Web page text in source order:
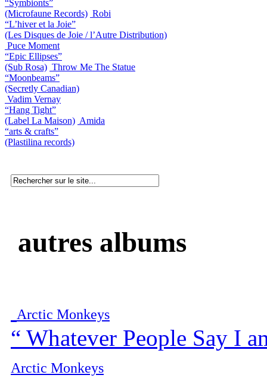
“Symbionts”
(Microfaune Records) Robi
“L’hiver et la Joie”
(Les Disques de Joie / l’Autre Distribution)
Puce Moment
“Epic Ellipses”
(Sub Rosa) Throw Me The Statue
“Moonbeams”
(Secretly Canadian)
Vadim Vernay
“Hang Tight”
(Label La Maison) Amida
“arts & crafts”
(Plastilina records)
autres albums
Arctic Monkeys
“ Whatever People Say I
Arctic Monkeys